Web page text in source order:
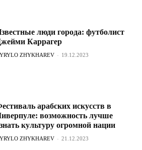
люди города: футболист
Каррагер
ZHYKHAREV - 19.12.2023
арабских искусств в
возможность лучше
культуру огромной нации
ZHYKHAREV - 21.12.2023